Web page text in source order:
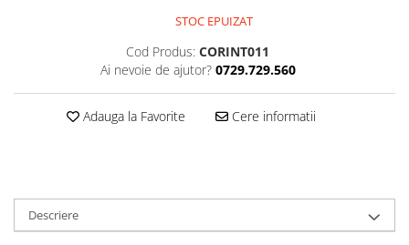
STOC EPUIZAT
Cod Produs: CORINT011
Ai nevoie de ajutor? 0729.729.560
Adauga la Favorite Cere informatii
Descriere